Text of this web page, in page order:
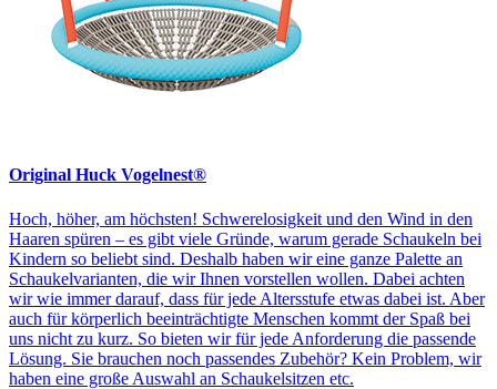
Original Huck Vogelnest®
Hoch, höher, am höchsten! Schwerelosigkeit und den Wind in den
Haaren spüren – es gibt viele Gründe, warum gerade Schaukeln bei
Kindern so beliebt sind. Deshalb haben wir eine ganze Palette an
Schaukelvarianten, die wir Ihnen vorstellen wollen. Dabei achten
wir wie immer darauf, dass für jede Altersstufe etwas dabei ist. Aber
auch für körperlich beeinträchtigte Menschen kommt der Spaß bei
uns nicht zu kurz. So bieten wir für jede Anforderung die passende
Lösung. Sie brauchen noch passendes Zubehör? Kein Problem, wir
haben eine große Auswahl an Schaukelsitzen etc.